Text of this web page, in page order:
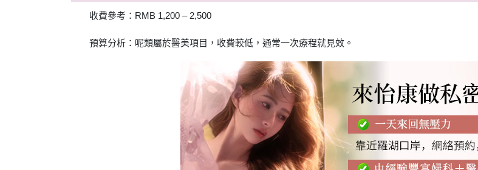
收費參考：RMB 1,200 – 2,500
預算分析：呢類屬於醫美項目，收費較低，通常一次療程就見效。